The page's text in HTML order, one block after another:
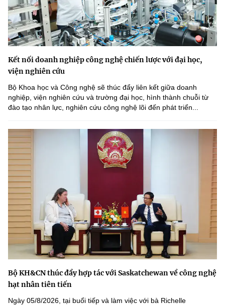
Kết nối doanh nghiệp công nghệ chiến lược với đại học,
viện nghiên cứu
Bộ Khoa học và Công nghệ sẽ thúc đẩy liên kết giữa doanh
nghiệp, viện nghiên cứu và trường đại học, hình thành chuỗi từ
đào tạo nhân lực, nghiên cứu công nghệ lõi đến phát triển...
Bộ KH&CN thúc đẩy hợp tác với Saskatchewan về công nghệ
hạt nhân tiên tiến
Ngày 05/8/2026, tại buổi tiếp và làm việc với bà Richelle